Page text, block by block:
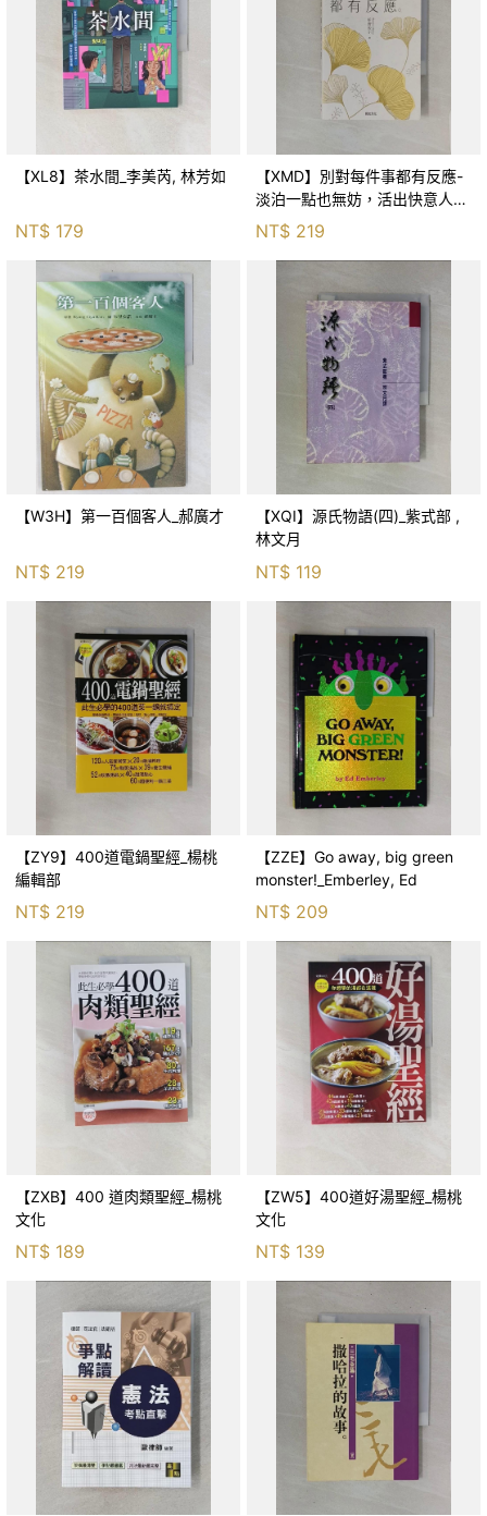
【XL8】茶水間_李美芮, 林芳如
NT$ 179
【XMD】別對每件事都有反應-
淡泊一點也無妨，活出快意人生
的99個禪練習！_枡野俊明, 黃
薇嬪
NT$ 219
【W3H】第一百個客人_郝廣才
NT$ 219
【XQI】源氏物語(四)_紫式部 ,
林文月
NT$ 119
【ZY9】400道電鍋聖經_楊桃
編輯部
NT$ 219
【ZZE】Go away, big green
monster!_Emberley, Ed
NT$ 209
【ZXB】400 道肉類聖經_楊桃
文化
NT$ 189
【ZW5】400道好湯聖經_楊桃
文化
NT$ 139